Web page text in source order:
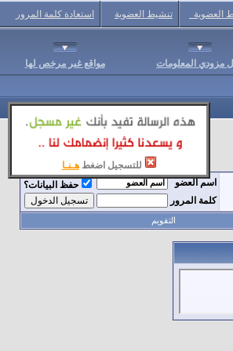
للتسجيل اضغط هـنـا
العضوية تنشيط العضوية استعادة كلمة المرور
مزودي المعلومات مواقع غير مرخص لها
اسم العضو
حفظ البيانات؟
كلمة المرور
التقويم